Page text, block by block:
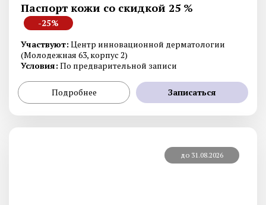
Паспорт кожи со скидкой 25 %
-25%
Участвуют: Центр инновационной дерматологии
(Молодежная 63, корпус 2)
Условия: По предварительной записи
Подробнее Записаться
до 31.08.2026